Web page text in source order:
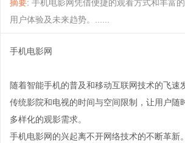
摘要: 手机电影网凭借便捷的观看方式和丰富
用户体验及未来趋势。......
手机电影网
随着智能手机的普及和移动互联网技术的飞
传统影院和电视的时间与空间限制，让用户
多样化的观影需求。
手机电影网的兴起离不开网络技术的不断革